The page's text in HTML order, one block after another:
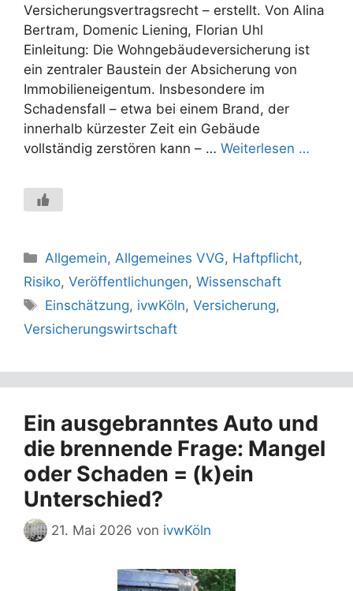
Versicherungsvertragsrecht – erstellt. Von Alina
Bertram, Domenic Liening, Florian Uhl
Einleitung: Die Wohngebäudeversicherung ist
ein zentraler Baustein der Absicherung von
Immobilieneigentum. Insbesondere im
Schadensfall – etwa bei einem Brand, der
innerhalb kürzester Zeit ein Gebäude
vollständig zerstören kann – … Weiterlesen …
Kategorien
Allgemein, Allgemeines VVG, Haftpflicht,
Risiko, Veröffentlichungen, Wissenschaft
Schlagwörter
Einschätzung, ivwKöln,Versicherung,
Versicherungswirtschaft
Ein ausgebranntes Auto und
die brennende Frage: Mangel
oder Schaden = (k)ein
Unterschied?
21. Mai 2026 von ivwKöln